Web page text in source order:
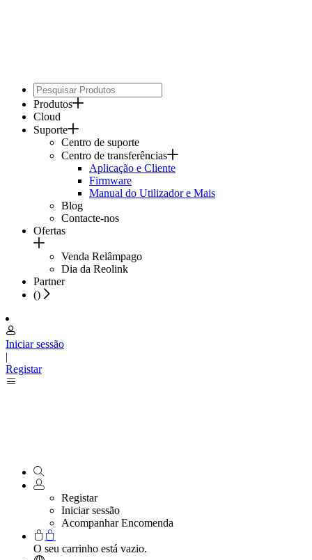
Produtos
Cloud
Suporte
Centro de suporte
Centro de transferências
Aplicação e Cliente
Firmware
Manual do Utilizador e Mais
Blog
Contacte-nos
Ofertas
Venda Relâmpago
Dia da Reolink
Partner
()
Iniciar sessão
|
Registar
Registar
Iniciar sessão
Acompanhar Encomenda
O seu carrinho está vazio.